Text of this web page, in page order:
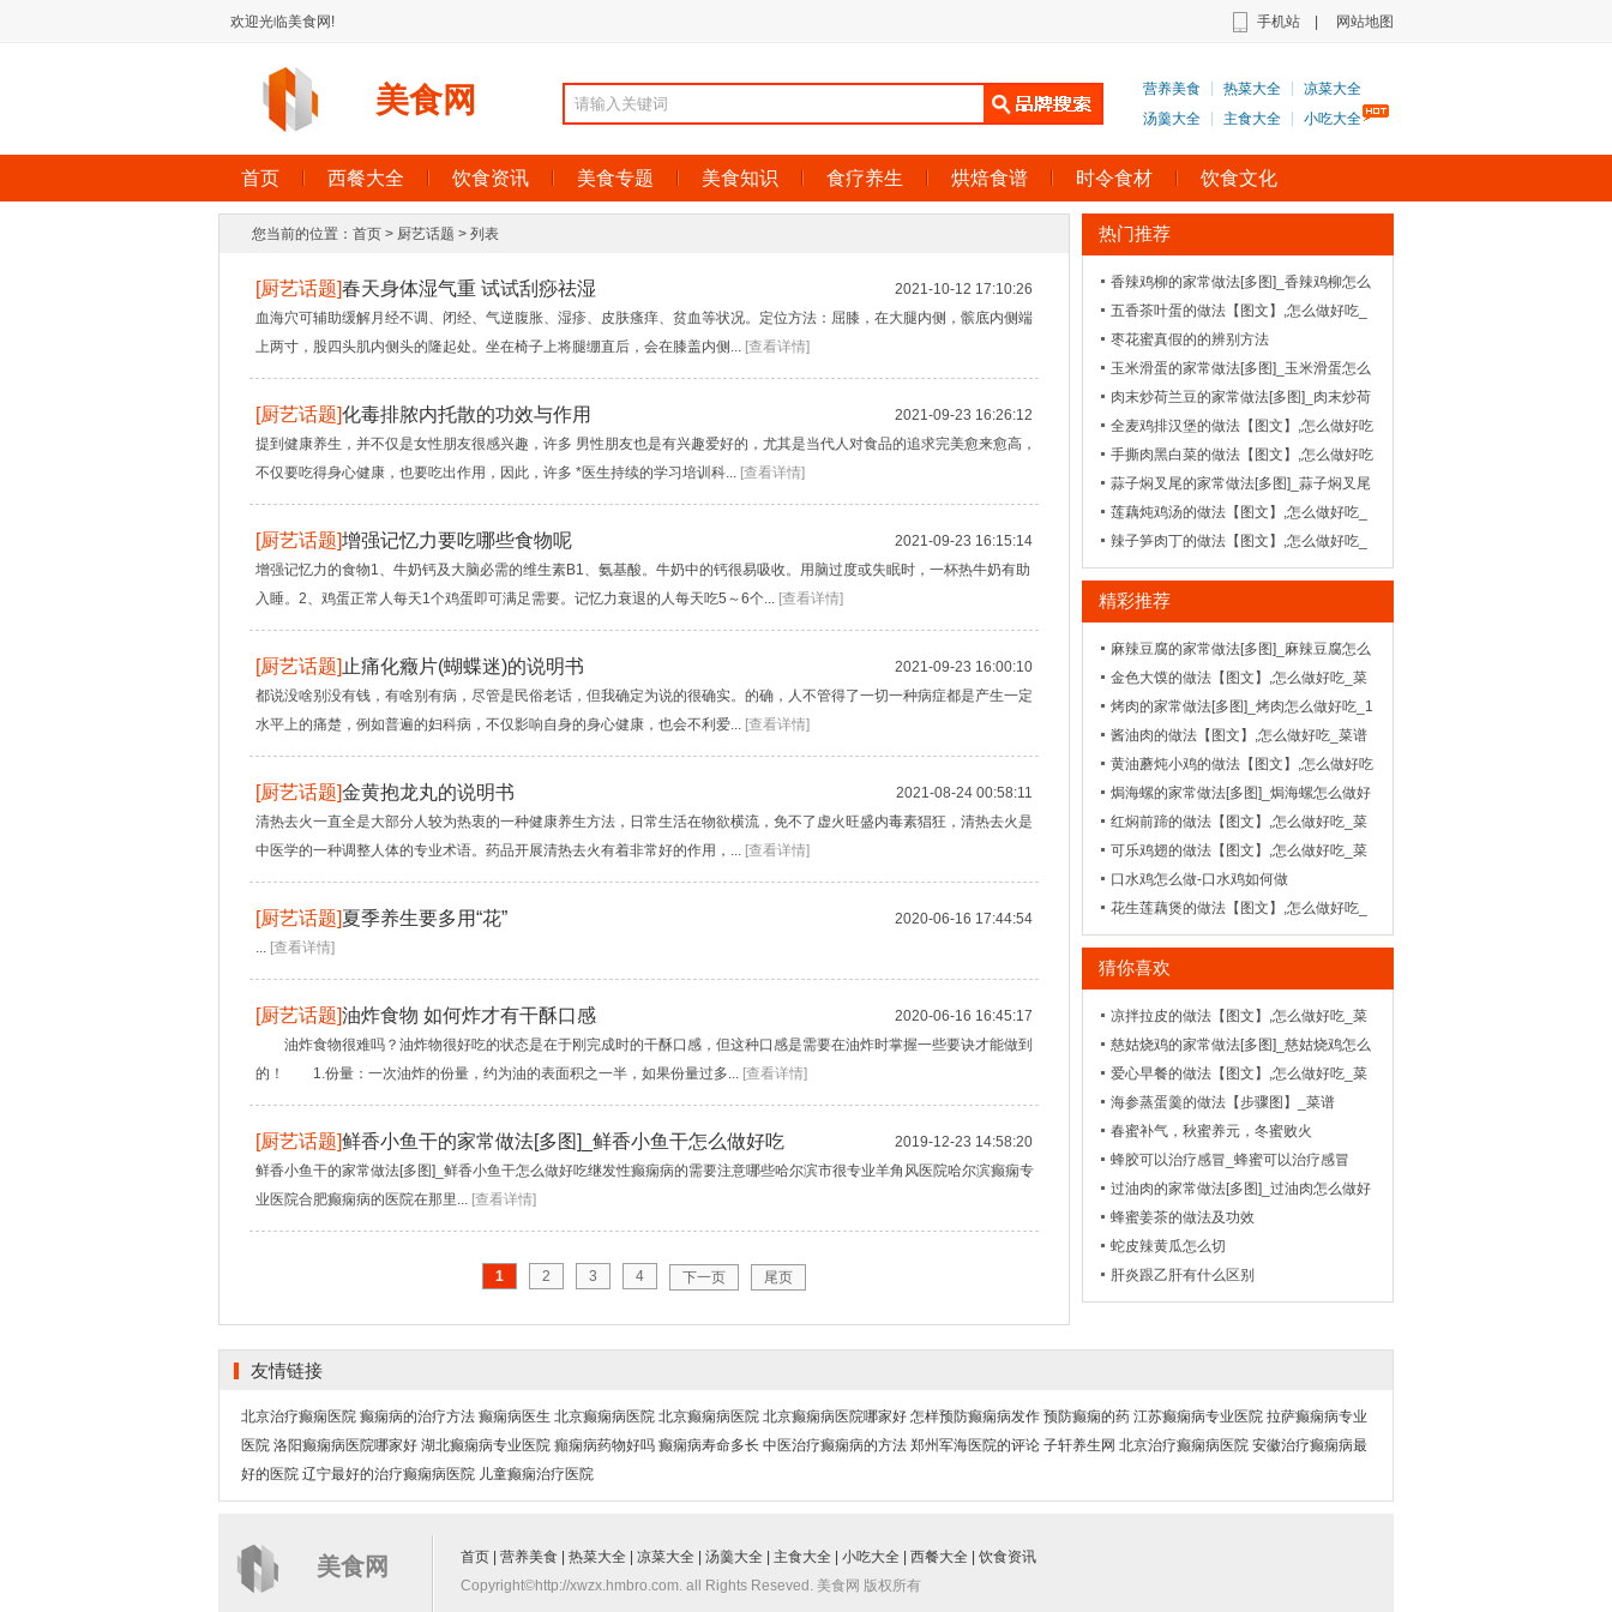
欢迎光临美食网! 手机站 网站地图
美食网 营养美食 热菜大全
凉菜大全
汤羹大全
主食大全 小吃大全
首页 西餐大全 饮食资讯 美食专题 美食知识 食疗养生 烘焙食谱 时令食材 饮食文化
您当前的位置： 首页 > 厨艺话题 > 列表
[厨艺话题]春天身体湿气重 试试刮痧祛湿
2021-10-12 17:10:26
血海穴可辅助缓解月经不调、闭经、气逆腹胀、湿疹、皮肤瘙痒、贫血等状况。定位方法：屈膝，在大腿内侧，髌底内侧端
上两寸，股四头肌内侧头的隆起处。坐在椅子上将腿绷直后，会在膝盖内侧... [查看详情]
[厨艺话题]化毒排脓内托散的功效与作用
2021-09-23 16:26:12
提到健康养生，并不仅是女性朋友很感兴趣，许多 男性朋友也是有兴趣爱好的，尤其是当代人对食品的追求完美愈来愈高，
不仅要吃得身心健康，也要吃出作用，因此，许多 *医生持续的学习培训科... [查看详情]
[厨艺话题]增强记忆力要吃哪些食物呢
2021-09-23 16:15:14
增强记忆力的食物1、牛奶钙及大脑必需的维生素B1、氨基酸。牛奶中的钙很易吸收。用脑过度或失眠时，一杯热牛奶有助
入睡。2、鸡蛋正常人每天1个鸡蛋即可满足需要。记忆力衰退的人每天吃5～6个... [查看详情]
[厨艺话题] 止痛化癥片(蝴蝶迷)的说明书
2021-09-23 16:00:10
都说没啥别没有钱，有啥别有病，尽管是民俗老话，但我确定为说的很确实。的确，人不管得了一切一种病症都是产生一定
水平上的痛楚，例如普遍的妇科病，不仅影响自身的身心健康，也会不利爱... [查看详情]
[厨艺话题]金黄抱龙丸的说明书
2021-08-24 00:58:11
清热去火一直全是大部分人较为热衷的一种健康养生方法，日常生活在物欲横流，免不了虚火旺盛内毒素猖狂，清热去火是
中医学的一种调整人体的专业术语。药品开展清热去火有着非常好的作用，... [查看详情]
[厨艺话题]夏季养生要多用“花”
2020-06-16 17:44:54
... [查看详情]
[厨艺话题]油炸食物 如何炸才有干酥口感
2020-06-16 16:45:17
油炸食物很难吗？油炸物很好吃的状态是在于刚完成时的干酥口感，但这种口感是需要在油炸时掌握一些要诀才能做到
的！ 1.份量：一次油炸的份量，约为油的表面积之一半，如果份量过多... [查看详情]
[厨艺话题]鲜香小鱼干的家常做法[多图]_鲜香小鱼干怎么做好吃
2019-12-23 14:58:20
鲜香小鱼干的家常做法[多图]_鲜香小鱼干怎么做好吃继发性癫痫病的需要注意哪些哈尔滨市很专业羊角风医院哈尔滨癫痫专
业医院合肥癫痫病的医院在那里... [查看详情]
1 2 3 4 下一页 尾页
热门推荐
香辣鸡柳的家常做法[多图]_香辣鸡柳怎么
做好吃-_家常菜谱
五香茶叶蛋的做法【图文】,怎么做好吃_
菜谱_天天美食网_2
枣花蜜真假的的辨别方法
玉米滑蛋的家常做法[多图]_玉米滑蛋怎么
做好吃-_家常菜谱
肉末炒荷兰豆的家常做法[多图]_肉末炒荷
兰豆怎么做好吃_1
全麦鸡排汉堡的做法【图文】,怎么做好吃
_菜谱_天天美食网
手撕肉黑白菜的做法【图文】,怎么做好吃
_菜谱_天天美食网
蒜子焖叉尾的家常做法[多图]_蒜子焖叉尾
怎么做好吃
莲藕炖鸡汤的做法【图文】,怎么做好吃_
菜谱_天天美食网
辣子笋肉丁的做法【图文】,怎么做好吃_
菜谱_天天美食网
精彩推荐
麻辣豆腐的家常做法[多图]_麻辣豆腐怎么
做好吃
金色大馍的做法【图文】,怎么做好吃_菜
谱_天天美食网
烤肉的家常做法[多图]_烤肉怎么做好吃_1
酱油肉的做法【图文】,怎么做好吃_菜谱
_天天美食网
黄油蘑炖小鸡的做法【图文】,怎么做好吃
_菜谱_天天美食网
焗海螺的家常做法[多图]_焗海螺怎么做好
吃-_鲁菜-
红焖前蹄的做法【图文】,怎么做好吃_菜
谱_天天美食网
可乐鸡翅的做法【图文】,怎么做好吃_菜
谱_天天美食网
口水鸡怎么做-口水鸡如何做
花生莲藕煲的做法【图文】,怎么做好吃_
菜谱_天天美食网
猜你喜欢
凉拌拉皮的做法【图文】,怎么做好吃_菜
谱_天天美食网
慈姑烧鸡的家常做法[多图]_慈姑烧鸡怎么
做好吃-_闽菜-
爱心早餐的做法【图文】,怎么做好吃_菜
谱_天天美食网
海参蒸蛋羹的做法【步骤图】_菜谱
春蜜补气，秋蜜养元，冬蜜败火
蜂胶可以治疗感冒_蜂蜜可以治疗感冒
吗？
过油肉的家常做法[多图]_过油肉怎么做好
吃-_家常菜谱
蜂蜜姜茶的做法及功效
蛇皮辣黄瓜怎么切
肝炎跟乙肝有什么区别
友情链接
北京治疗癫痫医院 癫痫病的治疗方法 癫痫病医生 北京癫痫病医院 北京癫痫病医院 北京癫痫病医院哪家好 怎样预防癫痫病发作 预防癫痫的药 江苏癫痫病专业医院 拉萨癫痫病专业
医院 洛阳癫痫病医院哪家好 湖北癫痫病专业医院 癲痫病药物好吗 癫痫病寿命多长 中医治疗癫痫病的方法 郑州军海医院的评论 子轩养生网 北京治疗癫痫病医院 安徽治疗癫痫病最
好的医院 辽宁最好的治疗癫痫病医院 儿童癫痫治疗医院
美食网 首页 营养美食 热菜大全 凉菜大全 汤羹大全 主食大全 小吃大全 西餐大全
饮食资讯
Copyright©http://xwzx.hmbro.com. all Rights Reseved. 美食网 版权所有